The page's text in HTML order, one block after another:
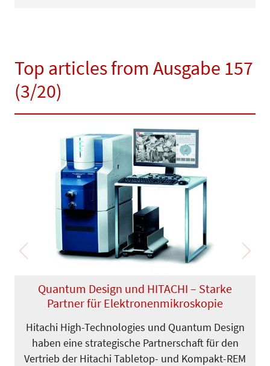
Top articles from Ausgabe 157
(3/20)
Quantum Design und HITACHI – Starke
Partner für Elektronenmikroskopie
Hitachi High-Technologies und Quantum Design
haben eine strategische Partnerschaft für den
Vertrieb der Hitachi Tabletop- und Kompakt-REM
Previous Next